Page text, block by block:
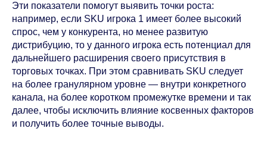
Эти показатели помогут выявить точки роста:
например, если SKU игрока 1 имеет более высокий
спрос, чем у конкурента, но менее развитую
дистрибуцию, то у данного игрока есть потенциал для
дальнейшего расширения своего присутствия в
торговых точках. При этом сравнивать SKU следует
на более гранулярном уровне — внутри конкретного
канала, на более коротком промежутке времени и так
далее, чтобы исключить влияние косвенных факторов
и получить более точные выводы.